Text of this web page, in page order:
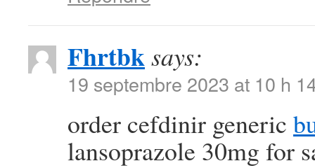
Fhrtbksays:
19 septembre 2023 at 10 h
order cefdinir generic
lansoprazole 30mg for